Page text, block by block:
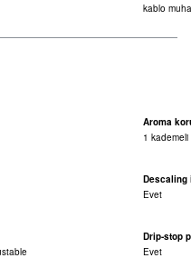
kablo
Aroma
1 kademeli
Descaling
Evet
Drip-stop
Evet